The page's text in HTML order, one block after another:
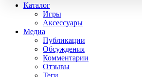
Каталог
Игры
Аксессуары
Медиа
Публикации
Обсуждения
Комментарии
Отзывы
Теги